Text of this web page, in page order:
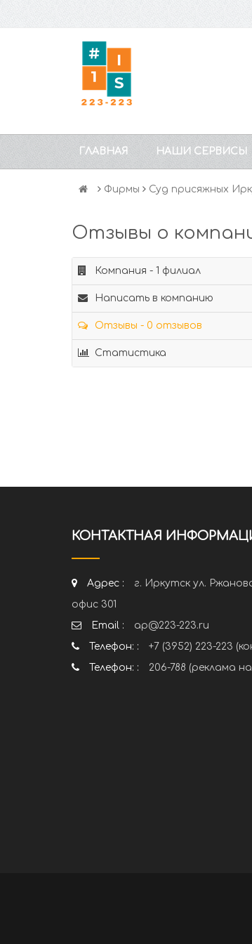
ГЛАВНАЯ НАШИ СЕРВИСЫ
Фирмы Суд присяжных
Отзывы о
Компания - 1 филиал
Написать в компанию
Отзывы - 0 отзывов
Статистика
КОНТАКТНАЯ
Адрес :
г. Иркутск ул.
офис 301
Email :
ap@223-223.ru
Телефон: :
+7 (3952) 223-223
Телефон: :
206-788 (реклама